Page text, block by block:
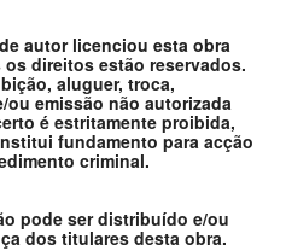
autor licenciou esta obra
direitos estão reservados.
aluguer, troca,
emissão não autorizada
é estritamente proibida,
fundamento para acção
criminal.
pode ser distribuído e/ou
dos titulares desta obra.